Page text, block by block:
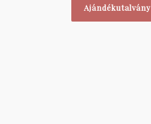
Ajándékutalvány